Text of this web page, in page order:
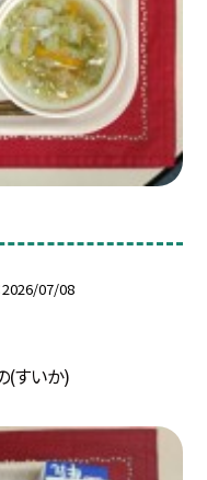
2026/07/08
(すいか)